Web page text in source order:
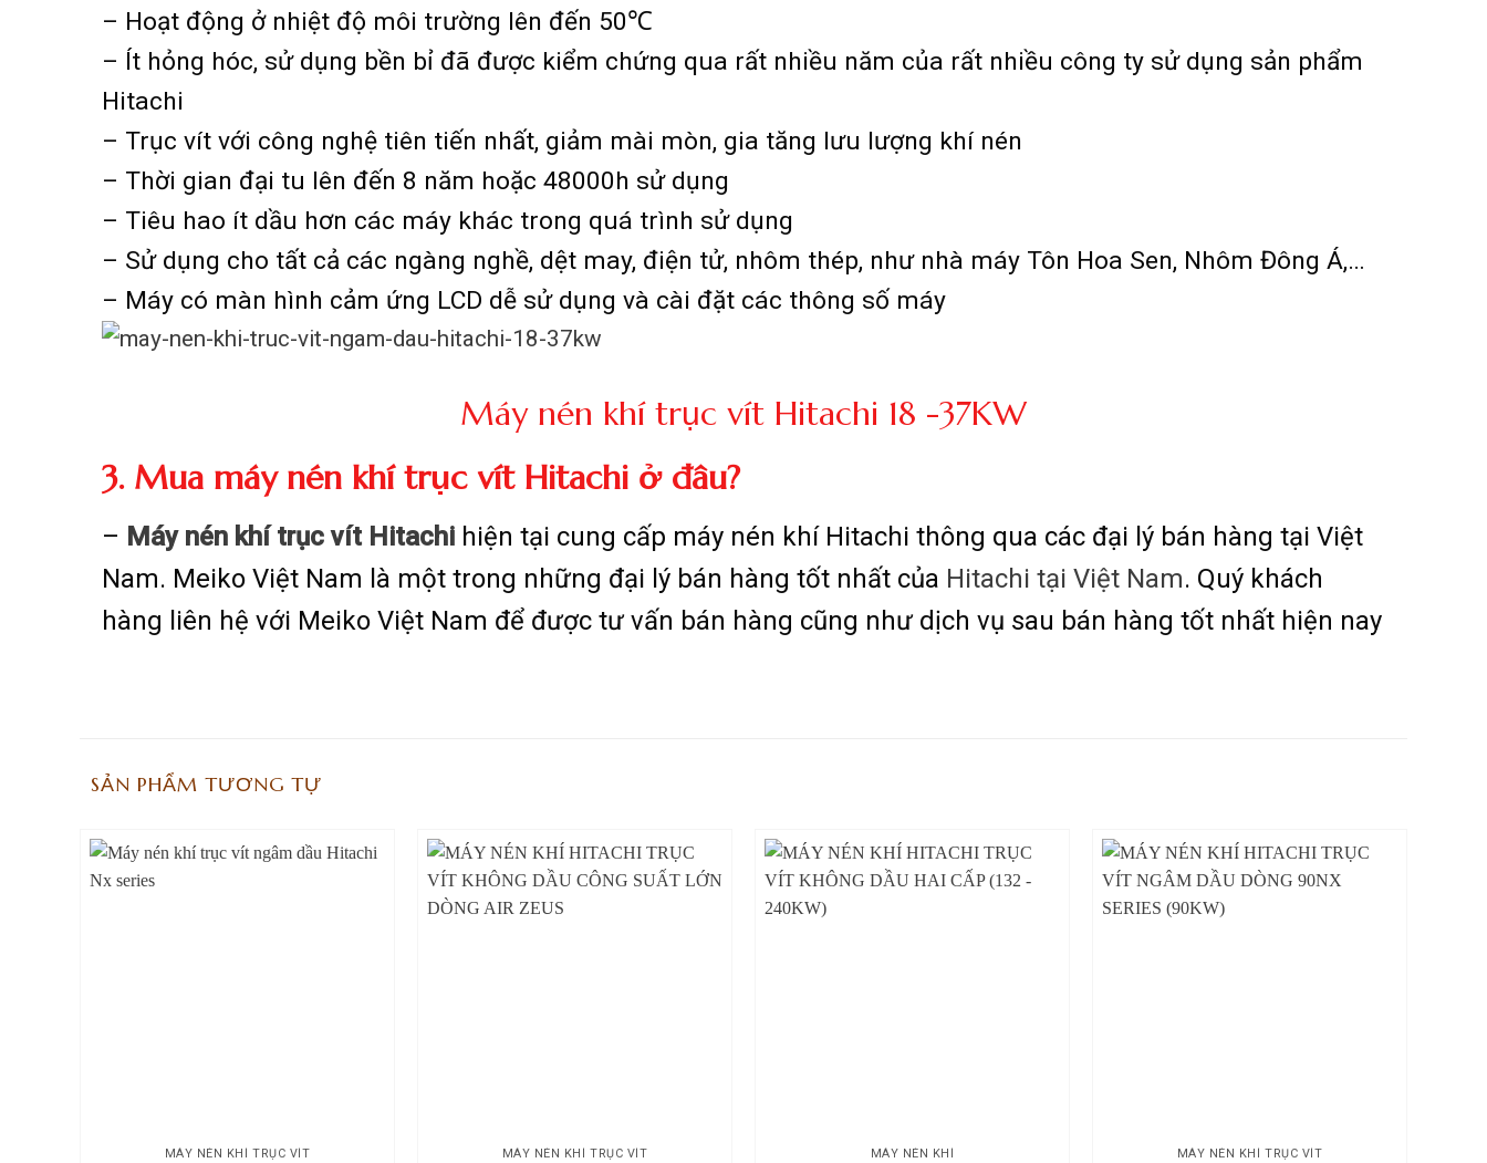
– Hoạt động ở nhiệt độ môi trường lên đến 50℃
– Ít hỏng hóc, sử dụng bền bỉ đã được kiểm chứng qua rất nhiều năm của rất nhiều công ty sử dụng sản phẩm
Hitachi
– Trục vít với công nghệ tiên tiến nhất, giảm mài mòn, gia tăng lưu lượng khí nén
– Thời gian đại tu lên đến 8 năm hoặc 48000h sử dụng
– Tiêu hao ít dầu hơn các máy khác trong quá trình sử dụng
– Sử dụng cho tất cả các ngàng nghề, dệt may, điện tử, nhôm thép, như nhà máy Tôn Hoa Sen, Nhôm Đông Á,…
– Máy có màn hình cảm ứng LCD dễ sử dụng và cài đặt các thông số máy
Máy nén khí trục vít Hitachi 18 -37KW
3. Mua máy nén khí trục vít Hitachi ở đâu?
– Máy nén khí trục vít Hitachi hiện tại cung cấp máy nén khí Hitachi thông qua các đại lý bán hàng tại Việt
Nam. Meiko Việt Nam là một trong những đại lý bán hàng tốt nhất của Hitachi tại Việt Nam. Quý khách
hàng liên hệ với Meiko Việt Nam để được tư vấn bán hàng cũng như dịch vụ sau bán hàng tốt nhất hiện nay
SẢN PHẨM TƯƠNG TỰ
MÁY NÉN KHÍ TRỤC VÍT MÁY NÉN KHÍ TRỤC VÍT MÁY NÉN KHÍ MÁY NÉN KHÍ TRỤC VÍT